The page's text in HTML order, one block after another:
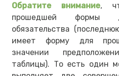
Обратите внимание,
прошедшей формы
обязательства
имеет форму для
значении
таблицы). То есть один